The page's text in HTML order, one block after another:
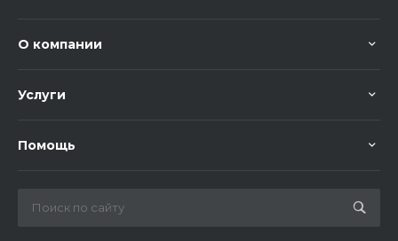
О компании
Услуги
Помощь